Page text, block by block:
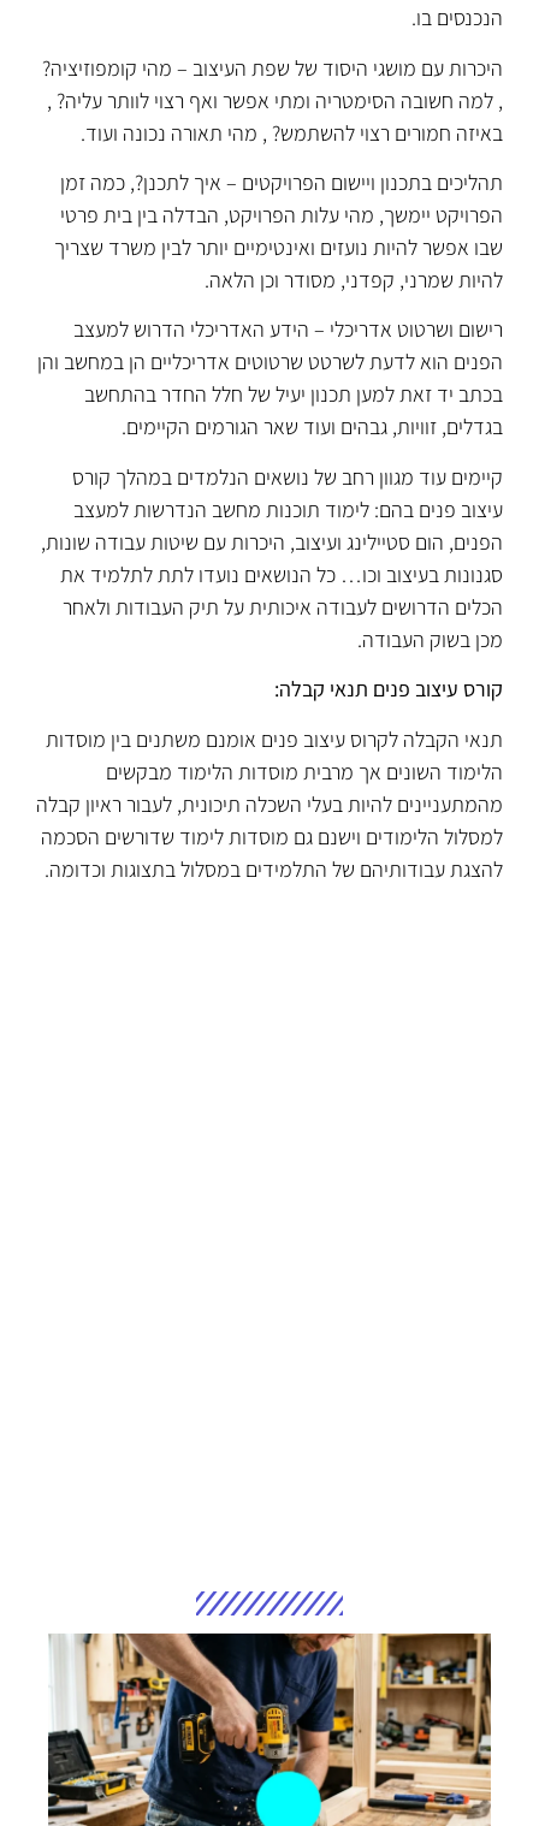
הנכנסים בו.
היכרות עם מושגי היסוד של שפת העיצוב – מהי קומפוזיציה?
, למה חשובה הסימטריה ומתי אפשר ואף רצוי לוותר עליה? ,
באיזה חמורים רצוי להשתמש? , מהי תאורה נכונה ועוד.
תהליכים בתכנון ויישום הפרויקטים – איך לתכנן?, כמה זמן
הפרויקט יימשך, מהי עלות הפרויקט, הבדלה בין בית פרטי
שבו אפשר להיות נועזים ואינטימיים יותר לבין משרד שצריך
להיות שמרני, קפדני, מסודר וכן הלאה.
רישום ושרטוט אדריכלי – הידע האדריכלי הדרוש למעצב
הפנים הוא לדעת לשרטט שרטוטים אדריכליים הן במחשב והן
בכתב יד זאת למען תכנון יעיל של חלל החדר בהתחשב
בגדלים, זוויות, גבהים ועוד שאר הגורמים הקיימים.
קיימים עוד מגוון רחב של נושאים הנלמדים במהלך קורס
עיצוב פנים בהם: לימוד תוכנות מחשב הנדרשות למעצב
הפנים, הום סטיילינג ועיצוב, היכרות עם שיטות עבודה שונות,
סגנונות בעיצוב וכו… כל הנושאים נועדו לתת לתלמיד את
הכלים הדרושים לעבודה איכותית על תיק העבודות ולאחר
מכן בשוק העבודה.
קורס עיצוב פנים תנאי קבלה:
תנאי הקבלה לקרוס עיצוב פנים אומנם משתנים בין מוסדות
הלימוד השונים אך מרבית מוסדות הלימוד מבקשים
מהמתעניינים להיות בעלי השכלה תיכונית, לעבור ראיון קבלה
למסלול הלימודים וישנם גם מוסדות לימוד שדורשים הסכמה
להצגת עבודותיהם של התלמידים במסלול בתצוגות וכדומה.